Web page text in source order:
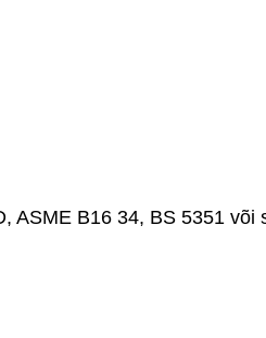
ASME B16 34, BS 5351 või